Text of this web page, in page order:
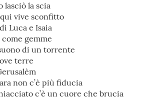
lasciò la scia
qui vive sconfitto
Luca e Isaia
gemme
di un torrente
terre
non c’è più fiducia
c’è un cuore che brucia